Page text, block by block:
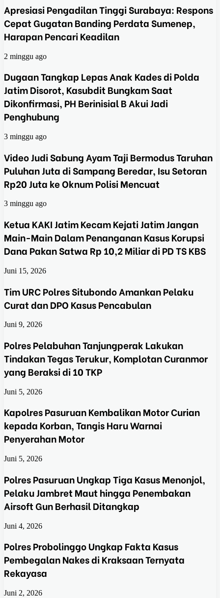
Apresiasi Pengadilan Tinggi Surabaya: Respons
Cepat Gugatan Banding Perdata Sumenep,
Harapan Pencari Keadilan
2 minggu ago
Dugaan Tangkap Lepas Anak Kades di Polda
Jatim Disorot, Kasubdit Bungkam Saat
Dikonfirmasi, PH Berinisial B Akui Jadi
Penghubung
3 minggu ago
Video Judi Sabung Ayam Taji Bermodus Taruhan
Puluhan Juta di Sampang Beredar, Isu Setoran
Rp20 Juta ke Oknum Polisi Mencuat
3 minggu ago
Ketua KAKI Jatim Kecam Kejati Jatim Jangan
Main-Main Dalam Penanganan Kasus Korupsi
Dana Pakan Satwa Rp 10,2 Miliar di PD TS KBS
Juni 15, 2026
Tim URC Polres Situbondo Amankan Pelaku
Curat dan DPO Kasus Pencabulan
Juni 9, 2026
Polres Pelabuhan Tanjungperak Lakukan
Tindakan Tegas Terukur, Komplotan Curanmor
yang Beraksi di 10 TKP
Juni 5, 2026
Kapolres Pasuruan Kembalikan Motor Curian
kepada Korban, Tangis Haru Warnai
Penyerahan Motor
Juni 5, 2026
Polres Pasuruan Ungkap Tiga Kasus Menonjol,
Pelaku Jambret Maut hingga Penembakan
Airsoft Gun Berhasil Ditangkap
Juni 4, 2026
Polres Probolinggo Ungkap Fakta Kasus
Pembegalan Nakes di Kraksaan Ternyata
Rekayasa
Juni 2, 2026